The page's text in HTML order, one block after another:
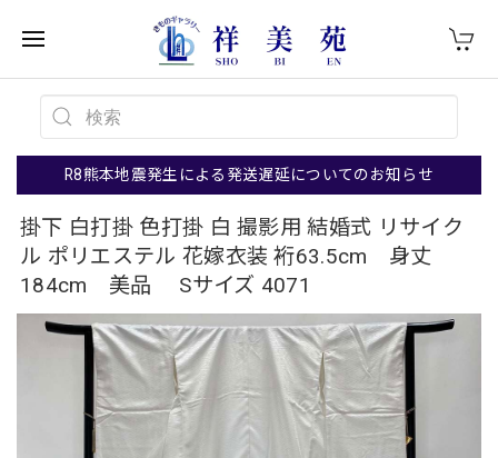
R8熊本地震発生による発送遅延についてのお知らせ
掛下 白打掛 色打掛 白 撮影用 結婚式 リサイク
ル ポリエステル 花嫁衣装 裄63.5cm 身丈
184cm 美品 Sサイズ 4071